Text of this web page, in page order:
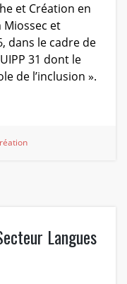
et Création en
Miossec et
dans le cadre de
31 dont le
de l’inclusion ».
Langues